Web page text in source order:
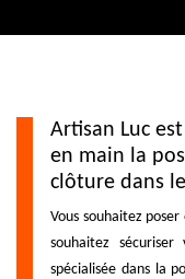
Artisan Luc
en main la
clôture dans
Vous souhaitez
souhaitez
spécialisée dans la